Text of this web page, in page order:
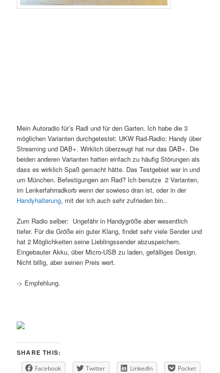
Mein Autoradio für’s Radl und für den Garten. Ich habe die 3
möglichen Varianten durchgetestet: UKW Rad-Radio; Handy über
Streaming und DAB+. Wirklich überzeugt hat nur das DAB+. Die
beiden anderen Varianten hatten einfach zu häufig Störungen als
dass es wirklich Spaß gemacht hätte. Das Testgebiet war in und
um München. Befestigungen am Rad? Ich benutze 2 Varianten,
im Lenkerfahrradkorb wenn der sowieso dran ist, oder in der
Handyhalterung, mit der ich auch sehr zufrieden bin..
Zum Radio selber: Ungefähr in Handygröße aber wesentlich
tiefer. Für die Größe ein guter Klang, findet sehr viele Sender und
hat 2 Möglichkeiten seine Lieblingssender abzuspeichern.
Eingebauter Akku, über Micro-USB zu laden, gefälliges Design.
Nicht billig, aber seinen Preis wert.
-> Empfehlung.
SHARE THIS:
Facebook Twitter LinkedIn Pocket